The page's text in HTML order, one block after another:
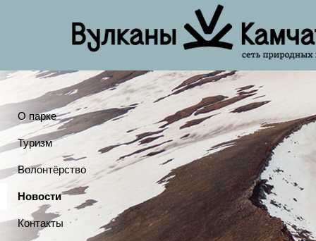
О парке
Туризм
Волонтёрство
Новости
Контакты